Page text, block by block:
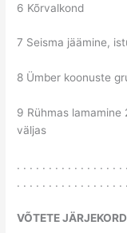
6 Kõrvalkond
7 Seisma jäämine,
8 Ümber koonuste
9 Rühmas
väljas
. . . . . . . . . . . . . . . . .
. . . . . . . . . . . . . . . . .
VÕTETE